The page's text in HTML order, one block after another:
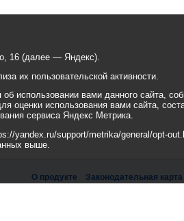
О продукте Законодательная карта
16 (далее — Яндекс).
их пользовательской активности.
использовании вами данного сайта,
оценки использования вами сайта,
сервиса Яндекс Метрика.
yandex.ru/support/metrika/general/opt-
выше.